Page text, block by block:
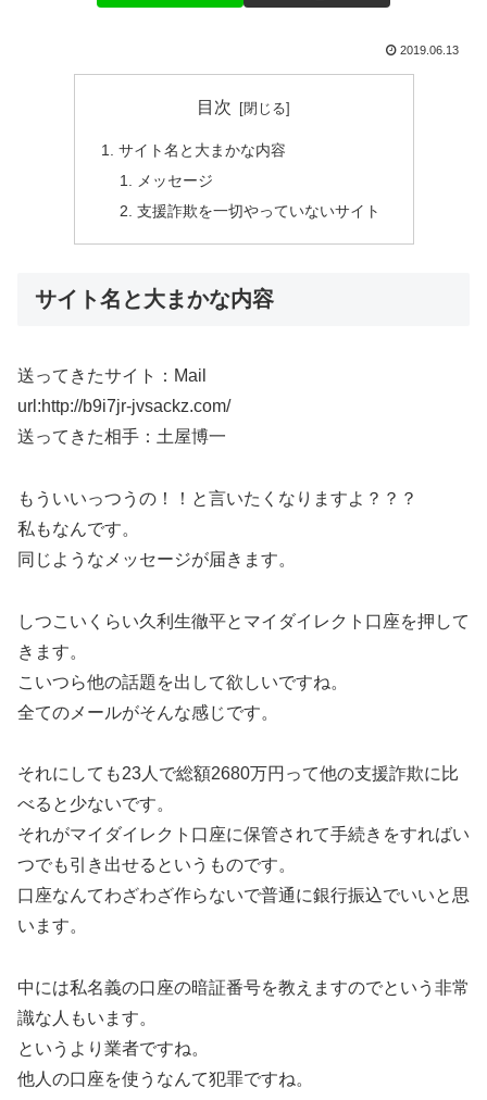
2019.06.13
目次
サイト名と大まかな内容
メッセージ
支援詐欺を一切やっていないサイト
サイト名と大まかな内容
送ってきたサイト：Mail
url:http://b9i7jr-jvsackz.com/
送ってきた相手：土屋博一
もういいっつうの！！と言いたくなりますよ？？？
私もなんです。
同じようなメッセージが届きます。
しつこいくらい久利生徹平とマイダイレクト口座を押して
きます。
こいつら他の話題を出して欲しいですね。
全てのメールがそんな感じです。
それにしても23人で総額2680万円って他の支援詐欺に比
べると少ないです。
それがマイダイレクト口座に保管されて手続きをすればい
つでも引き出せるというものです。
口座なんてわざわざ作らないで普通に銀行振込でいいと思
います。
中には私名義の口座の暗証番号を教えますのでという非常
識な人もいます。
というより業者ですね。
他人の口座を使うなんて犯罪ですね。